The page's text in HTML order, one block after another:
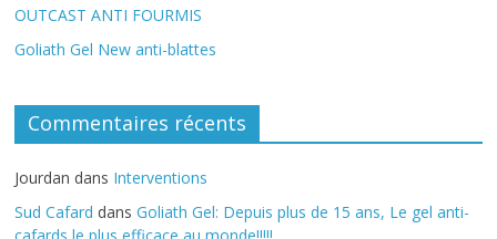
OUTCAST ANTI FOURMIS
Goliath Gel New anti-blattes
Commentaires récents
Jourdan dans Interventions
Sud Cafard dansGoliath Gel: Depuis plus de 15 ans, Le gel anti-